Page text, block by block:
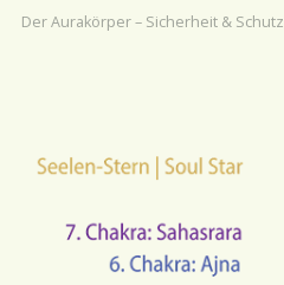
Der Aurakörper – Sicherheit & Schutz